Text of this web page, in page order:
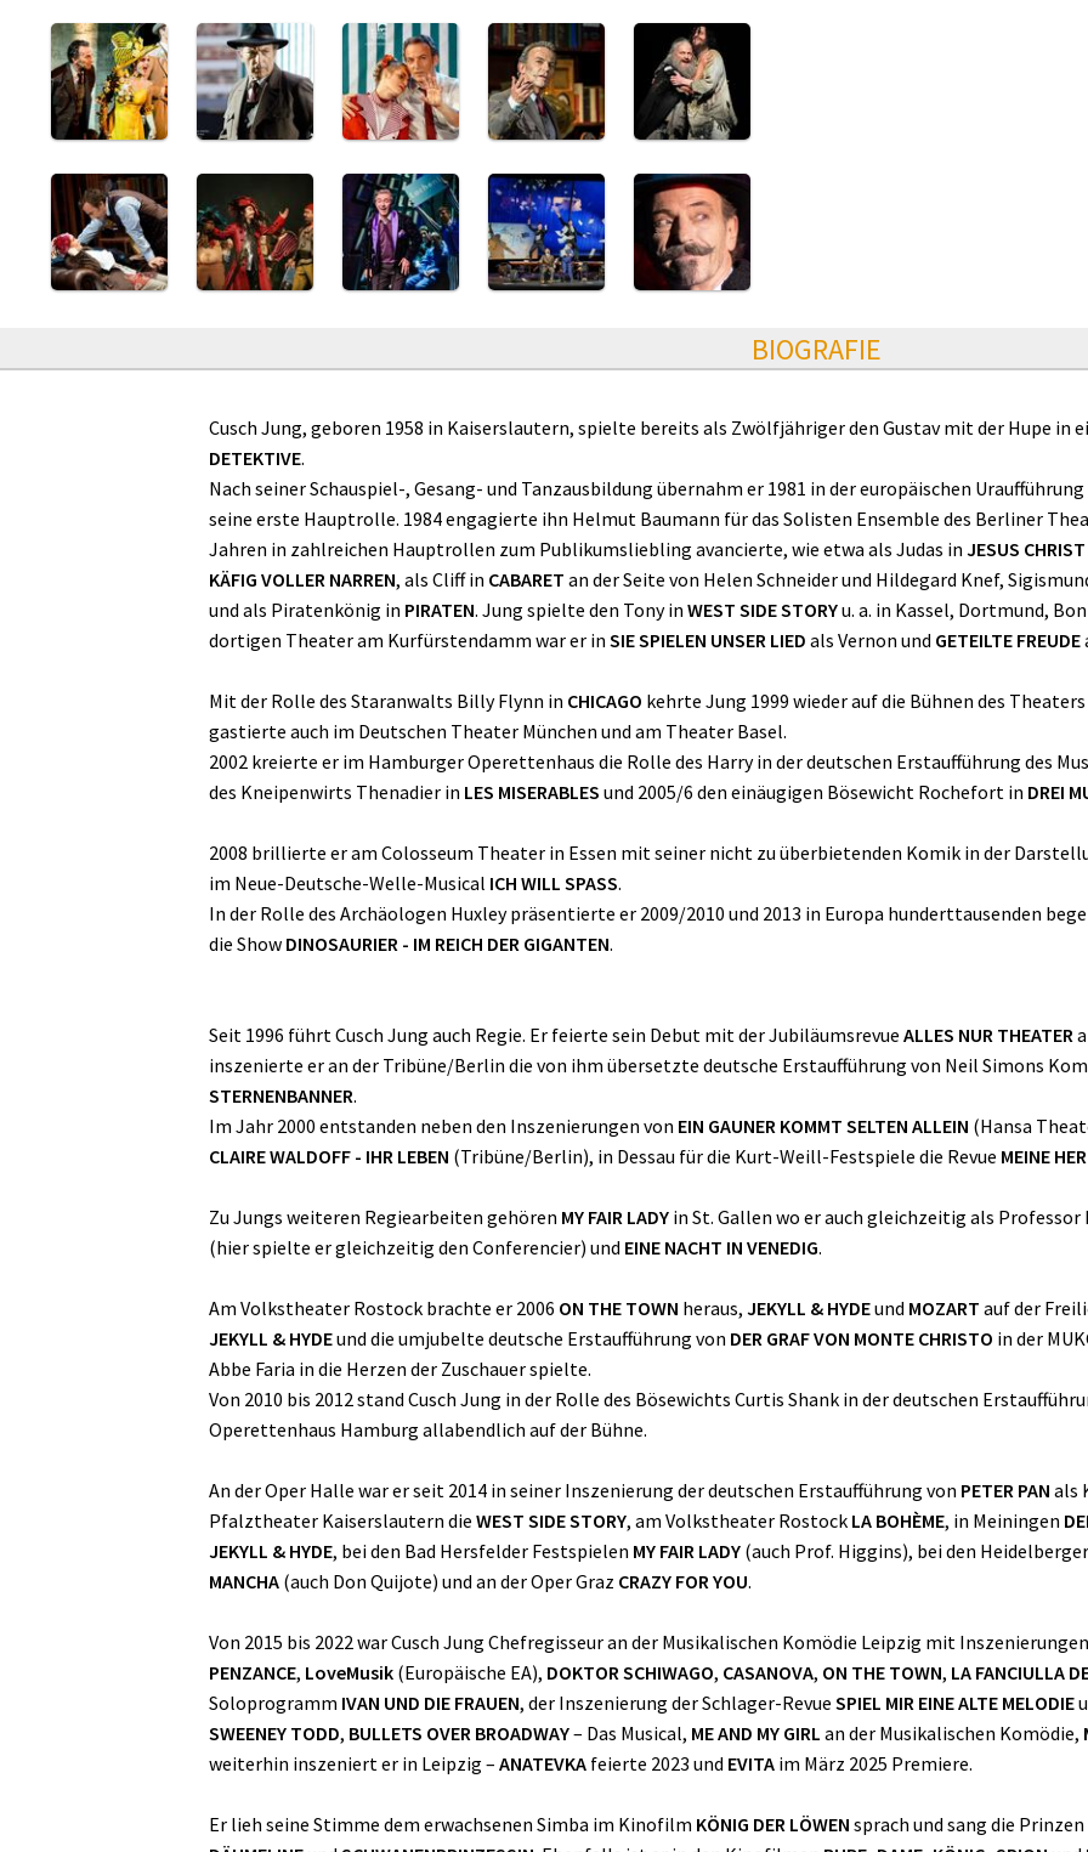
BIOGRAFIE
Cusch Jung, geboren 1958 in Kaiserslautern, spielte bereits als Zwölfjähriger den Gustav mit der Hupe in
DETEKTIVE.
Nach seiner Schauspiel-, Gesang- und Tanzausbildung übernahm er 1981 in der europäischen
seine erste Hauptrolle. 1984 engagierte ihn Helmut Baumann für das Solisten Ensemble des Berliner
Jahren in zahlreichen Hauptrollen zum Publikumsliebling avancierte, wie etwa als Judas in JESUS
KÄFIG VOLLER NARREN, als Cliff in CABARET an der Seite von Helen Schneider und Hildegard Knef,
und als Piratenkönig in PIRATEN. Jung spielte den Tony in WEST SIDE STORYu. a. in Kassel, Dortmund,
dortigen Theater am Kurfürstendamm war er in SIE SPIELEN UNSER LIED als Vernon und GETEILTE FREUDE
Mit der Rolle des Staranwalts Billy Flynn in CHICAGO kehrte Jung 1999 wieder auf die Bühnen des
gastierte auch im Deutschen Theater München und am Theater Basel.
2002 kreierte er im Hamburger Operettenhaus die Rolle des Harry in der deutschen Erstaufführung des
des Kneipenwirts Thenadier in LES MISERABLES und 2005/6 den einäugigen Bösewicht Rochefort in DREI
2008 brillierte er am Colosseum Theater in Essen mit seiner nicht zu überbietenden Komik in der
im Neue-Deutsche-Welle-Musical ICH WILL SPASS.
In der Rolle des Archäologen Huxley präsentierte er 2009/2010 und 2013 in Europa hunderttausenden
die Show DINOSAURIER - IM REICH DER GIGANTEN.
Seit 1996 führt Cusch Jung auch Regie. Er feierte sein Debut mit der Jubiläumsrevue ALLES NUR THEATER
inszenierte er an der Tribüne/Berlin die von ihm übersetzte deutsche Erstaufführung von Neil Simons
STERNENBANNER.
Im Jahr 2000 entstanden neben den Inszenierungen von EIN GAUNER KOMMT SELTEN ALLEIN (Hansa
CLAIRE WALDOFF - IHR LEBEN (Tribüne/Berlin), in Dessau für die Kurt-Weill-Festspiele die Revue MEINE
Zu Jungs weiteren Regiearbeiten gehören MY FAIR LADY in St. Gallen wo er auch gleichzeitig als
(hier spielte er gleichzeitig den Conferencier) und EINE NACHT IN VENEDIG.
Am Volkstheater Rostock brachte er 2006 ON THE TOWN heraus, JEKYLL & HYDEund MOZART auf der
JEKYLL & HYDEund die umjubelte deutsche Erstaufführung von DER GRAF VON MONTE CHRISTO in der
Abbe Faria in die Herzen der Zuschauer spielte.
Von 2010 bis 2012 stand Cusch Jung in der Rolle des Bösewichts Curtis Shank in der deutschen
Operettenhaus Hamburg allabendlich auf der Bühne.
An der Oper Halle war er seit 2014 in seiner Inszenierung der deutschen Erstaufführung von PETER PAN als
Pfalztheater Kaiserslautern die WEST SIDE STORY, am Volkstheater Rostock LA BOHÈME, in Meiningen
JEKYLL & HYDE, bei den Bad Hersfelder Festspielen MY FAIR LADY (auch Prof. Higgins), bei den
MANCHA (auch Don Quijote) und an der Oper Graz CRAZY FOR YOU.
Von 2015 bis 2022 war Cusch Jung Chefregisseur an der Musikalischen Komödie Leipzig mit
PENZANCE, LoveMusik (Europäische EA), DOKTOR SCHIWAGO, CASANOVA, ON THE TOWN, LA FANCIULLA
Soloprogramm IVAN UND DIE FRAUEN, der Inszenierung der Schlager-Revue SPIEL MIR EINE ALTE MELODIE
SWEENEY TODD, BULLETS OVER BROADWAY– Das Musical, ME AND MY GIRL an der Musikalischen Komödie,
weiterhin inszeniert er in Leipzig – ANATEVKA feierte 2023 und EVITA im März 2025 Premiere.
Er lieh seine Stimme dem erwachsenen Simba im Kinofilm KÖNIG DER LÖWEN sprach und sang die